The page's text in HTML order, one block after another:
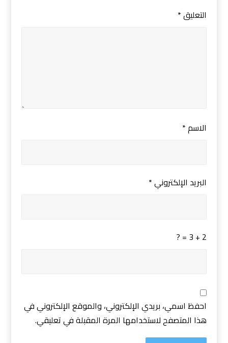
التعليق*
الاسم*
البريد الإلكتروني*
2 + 3 = ?
احفظ اسمي، بريدي الإلكتروني، والموقع الإلكتروني في
هذا المتصفح لاستخدامها المرة المقبلة في تعليقي.